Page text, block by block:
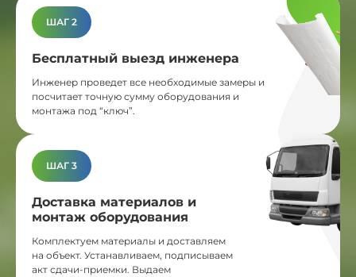
ШАГ 2
Бесплатный выезд инженера
Инженер проведет все необходимые замеры и
посчитает точную сумму оборудования и
монтажа под “ключ”.
ШАГ 3
Доставка материалов и
монтаж оборудования
Комплектуем материалы и доставляем
на объект. Устанавливаем, подписываем
акт сдачи-приемки. Выдаем